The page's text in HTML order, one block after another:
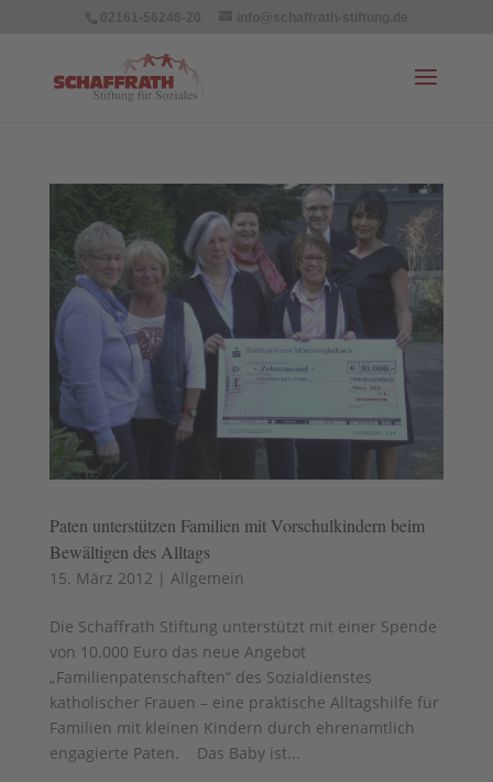
Paten unterstützen Familien mit Vorschulkindern beim
Bewältigen des Alltags
15. März 2012 | Allgemein
Die Schaffrath Stiftung unterstützt mit einer Spende
von 10.000 Euro das neue Angebot
„Familienpatenschaften“ des Sozialdienstes
katholischer Frauen – eine praktische Alltagshilfe für
Familien mit kleinen Kindern durch ehrenamtlich
engagierte Paten. Das Baby ist...